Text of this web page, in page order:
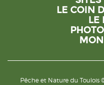
LE COIN
LE
Pêche et Nature du Toulois